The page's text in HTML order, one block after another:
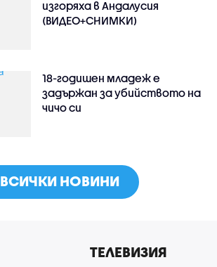
изгоряха в Андалусия
(ВИДЕО+СНИМКИ)
18-годишен младеж е
задържан за убийството на
чичо си
ВСИЧКИ НОВИНИ
ТЕЛЕВИЗИЯ